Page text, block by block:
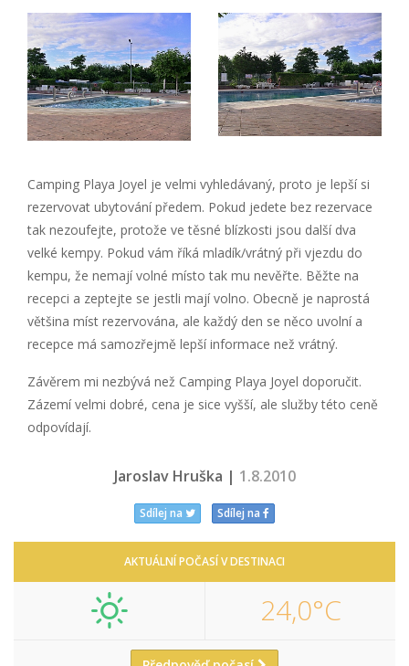
Camping Playa Joyel je velmi vyhledávaný, proto je lepší si
rezervovat ubytování předem. Pokud jedete bez rezervace
tak nezoufejte, protože ve těsné blízkosti jsou další dva
velké kempy. Pokud vám říká mladík/vrátný při vjezdu do
kempu, že nemají volné místo tak mu nevěřte. Běžte na
recepci a zeptejte se jestli mají volno. Obecně je naprostá
většina míst rezervována, ale každý den se něco uvolní a
recepce má samozřejmě lepší informace než vrátný.
Závěrem mi nezbývá než Camping Playa Joyel doporučit.
Zázemí velmi dobré, cena je sice vyšší, ale služby této ceně
odpovídají.
Jaroslav Hruška | 1.8.2010
Sdílej na Sdílej na
AKTUÁLNÍ POČASÍ V DESTINACI
24,0°C